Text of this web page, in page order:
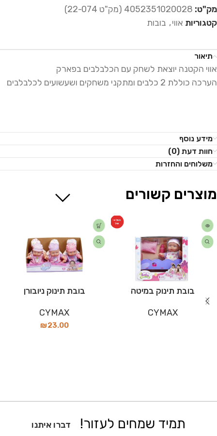
מק"ט: 4052351020028 (מק"ט 22-074)
קטגוריות אווי, בובות
תיאור
אווי הקטנה יוצאת לשחק עם הכלבלבים בפארק
הערכה כוללת 2 כלבים ומתקני משחקים ושעשועים לכלבלבים
מידע נוסף
חוות דעת (0)
משלוחים והחזרות
מוצרים קשורים
המלאי
אזל
בובת תינוק במיטה
CYMAX
בובת תינוק ניובורן
CYMAX
₪23.00
תמיד שמחים לעזור! דברו איתנו